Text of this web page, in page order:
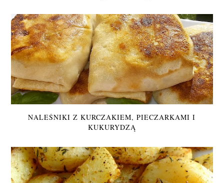
NALEŚNIKI Z KURCZAKIEM, PIECZARKAMI I
KUKURYDZĄ